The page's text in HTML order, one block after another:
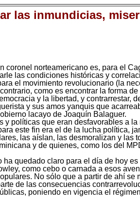
las inmundicias,
coronel norteamericano es, para el
las condiciones históricas y
el movimiento revolucionario (la
como es encontrar la forma
y la libertad, y contrarrestar,
y sus amos yanquis que
lacayo de Joaquín Balaguer.
políticas que eran desfavorables a
este fin era el de la lucha política,
las aíslan, las desmoralizan y las
y de quienes, como los del
quedado claro para el día de hoy
como cebo o carnada a esos
No sólo que a partir de ahí
de las consecuencias
poniendo en vigencia el